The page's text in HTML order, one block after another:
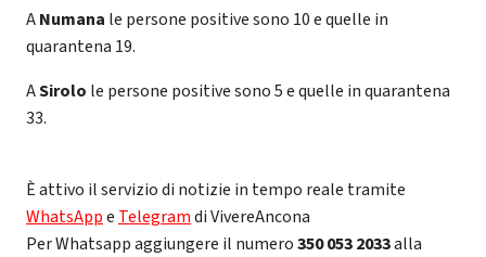
ANumana le persone positive sono 10 e quelle in
quarantena 19.
ASirolo le persone positive sono 5 e quelle in quarantena
33.
È attivo il servizio di notizie in tempo reale tramite
WhatsAppe Telegramdi VivereAncona
Per Whatsapp aggiungere il numero350 053 2033alla